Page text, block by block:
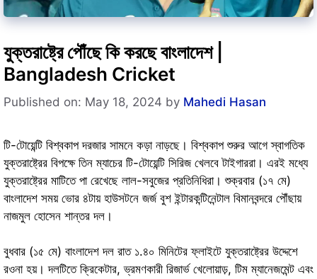
যুক্তরাষ্ট্রে পৌঁছে কি করছে বাংলাদেশ |
Bangladesh Cricket
Published on: May 18, 2024 by Mahedi Hasan
টি-টোয়েন্টি বিশ্বকাপ দরজার সামনে কড়া নাড়ছে। বিশ্বকাপ শুরুর আগে স্বাগতিক
যুক্তরাষ্ট্রের বিপক্ষে তিন ম্যাচের টি-টোয়েন্টি সিরিজ খেলবে টাইগাররা। এরই মধ্যে
যুক্তরাষ্ট্রের মাটিতে পা রেখেছে লাল-সবুজের প্রতিনিধিরা। শুক্রবার (১৭ মে)
বাংলাদেশ সময় ভোর ৪টায় হাউসটনে জর্জ বুশ ইন্টারকন্টিনেন্টাল বিমানবন্দরে পৌঁছায়
নাজমুল হোসেন শান্তর দল।
বুধবার (১৫ মে) বাংলাদেশ দল রাত ১.৪০ মিনিটের ফ্লাইটে যুক্তরাষ্ট্রের উদ্দেশে
রওনা হয়। দলটিতে ক্রিকেটার, ভ্রমণকারী রিজার্ভ খেলোয়াড়, টিম ম্যানেজমেন্ট এবং